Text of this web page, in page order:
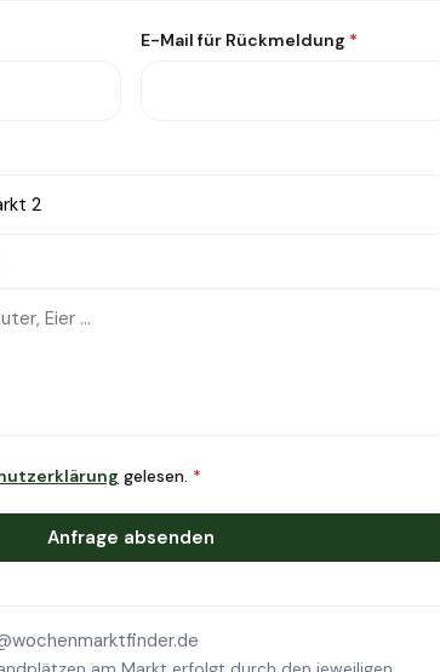
E-Mail für Rückmeldung *
gelesen. *
Anfrage absenden